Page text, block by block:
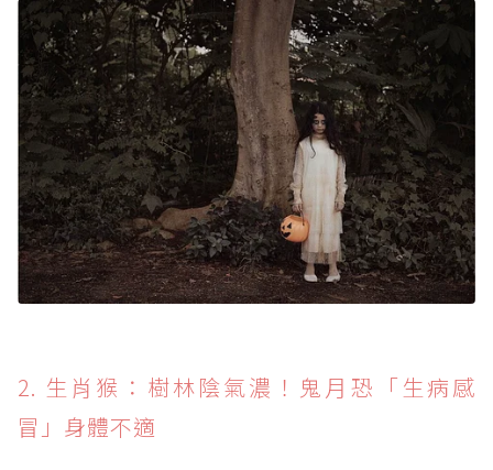
2. 生肖猴：樹林陰氣濃！鬼月恐「生病感
冒」身體不適